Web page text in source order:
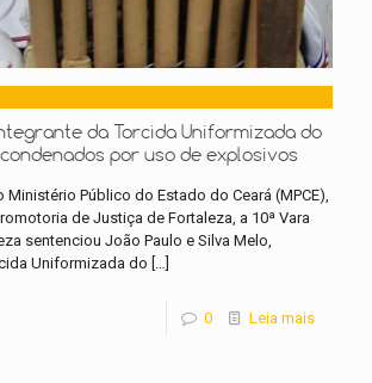
da Torcida Uniformizada do
por uso de explosivos
Público do Estado do Ceará (MPCE),
de Justiça de Fortaleza, a 10ª Vara
sentenciou João Paulo e Silva Melo,
Uniformizada do […]
0 Leia mais